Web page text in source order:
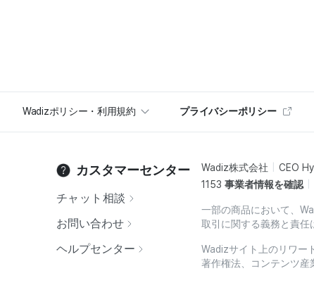
Wadizポリシー・利用規約 プライバシーポリシー
カスタマーセンター
チャット相談
お問い合わせ
ヘルプセンター
Wadiz株式会社 CEO
1153 事業者情報を確認
一部の商品において、
取引に関する義務と責任
Wadizサイト上のリワー
著作権法、コンテンツ産